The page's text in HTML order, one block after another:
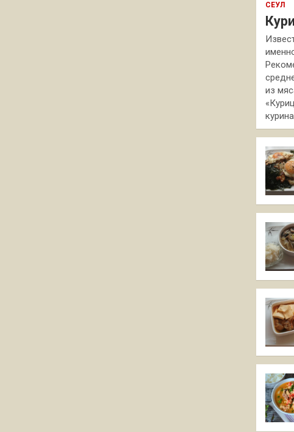
СЕУЛ
из